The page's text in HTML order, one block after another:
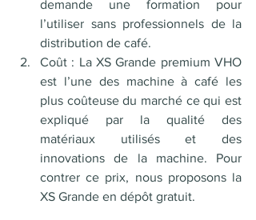
demande une formation pour
l’utiliser sans professionnels de la
distribution de café.
Coût : La XS Grande premium VHO
est l’une des machine à café les
plus coûteuse du marché ce qui est
expliqué par la qualité des
matériaux utilisés et des
innovations de la machine. Pour
contrer ce prix, nous proposons la
XS Grande en dépôt gratuit.